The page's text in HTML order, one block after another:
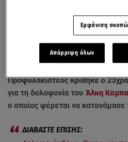
από το μεσημεριανό δελτίο ειδήσεων του
Προφυλακιστέος κρίθηκε ο
για τη δολοφονία του Άλκη
ο οποίος φέρεται να κατονόμασε
Εμφάνιση
Απόρριψη όλων